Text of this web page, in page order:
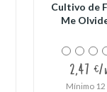
Cultivo de
Me
2,47 €/
Mínimo 12